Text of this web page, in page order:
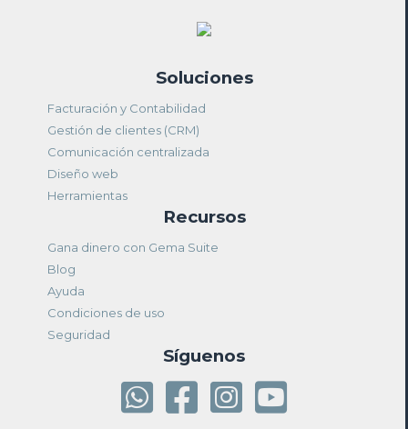
Soluciones
Facturación y Contabilidad
Gestión de clientes (CRM)
Comunicación centralizada
Diseño web
Herramientas
Recursos
Gana dinero con Gema Suite
Blog
Ayuda
Condiciones de uso
Seguridad
Síguenos